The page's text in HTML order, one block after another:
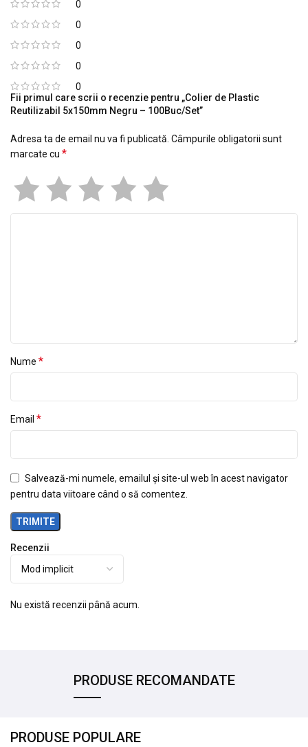
0
0
0
0
0
Recenzii
Nu există recenzii până acum.
Fii primul care scrii o recenzie pentru „Colier de Plastic
Reutilizabil 5x150mm Negru – 100Buc/Set”
Adresa ta de email nu va fi publicată. Câmpurile obligatorii sunt
marcate cu *
Nume *
Email *
Salvează-mi numele, emailul și site-ul web în acest navigator
pentru data viitoare când o să comentez.
PRODUSE RECOMANDATE
PRODUSE POPULARE